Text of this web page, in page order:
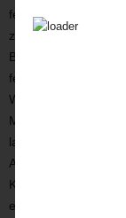
feucht ist, kam die
zugute. Jedoch für
Baumwollstaub ist
feucht zu halten,
Wasser. Die
Menge Staub mit
landete. Dies
Atemnot. Da die
Kerzen und
entzündlich,